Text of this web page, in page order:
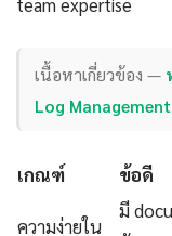
เนื้อหาเกี่ยวข้อง —
Log
เกณฑ์ ข้อดี
ความง่ายใน
มี